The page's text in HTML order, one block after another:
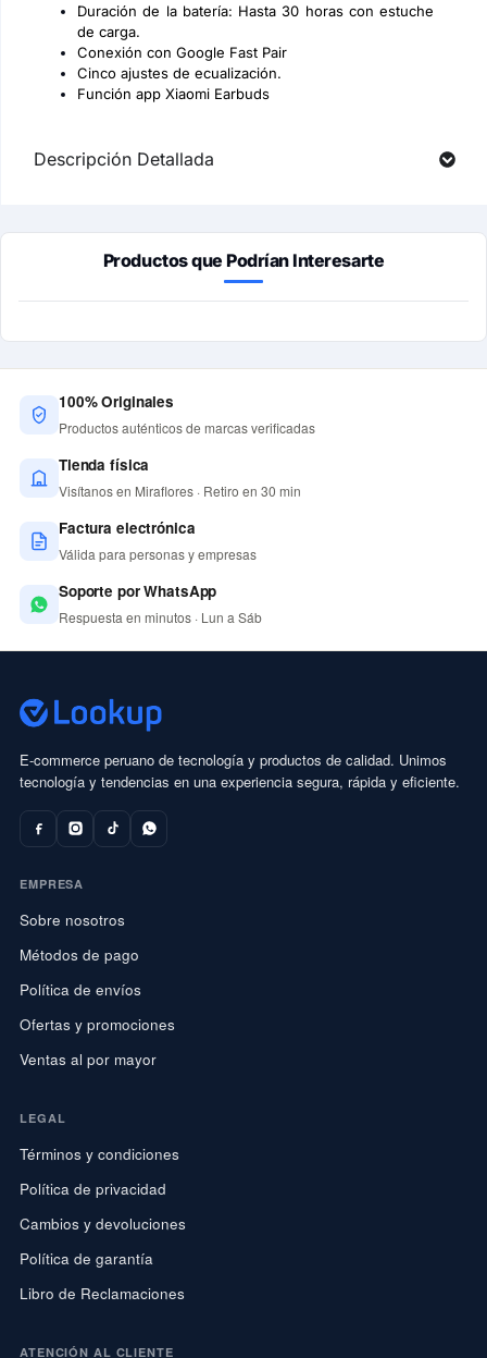
Duración de la batería: Hasta 30 horas con estuche
de carga.
Conexión con Google Fast Pair
Cinco ajustes de ecualización.
Función app Xiaomi Earbuds
Descripción Detallada
Productos que Podrían Interesarte
100% Originales
Productos auténticos de marcas verificadas
Tienda física
Visítanos en Miraflores · Retiro en 30 min
Factura electrónica
Válida para personas y empresas
Soporte por WhatsApp
Respuesta en minutos · Lun a Sáb
E-commerce peruano de tecnología y productos de calidad. Unimos
tecnología y tendencias en una experiencia segura, rápida y eficiente.
EMPRESA
Sobre nosotros
Métodos de pago
Política de envíos
Ofertas y promociones
Ventas al por mayor
LEGAL
Términos y condiciones
Política de privacidad
Cambios y devoluciones
Política de garantía
Libro de Reclamaciones
ATENCIÓN AL CLIENTE